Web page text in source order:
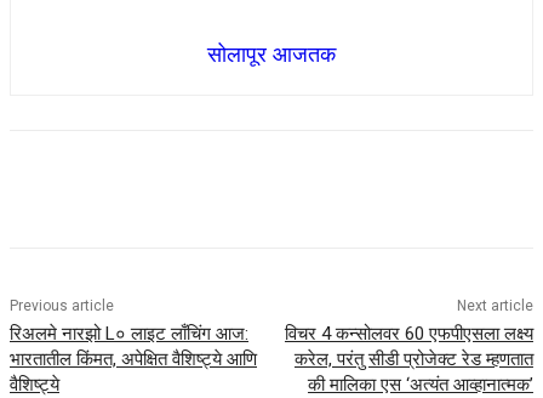
सोलापूर आजतक
Previous article
रिअलमे नारझो L० लाइट लाँचिंग आज:
भारतातील किंमत, अपेक्षित वैशिष्ट्ये आणि
वैशिष्ट्ये
Next article
विचर 4 कन्सोलवर 60 एफपीएसला लक्ष्य
करेल, परंतु सीडी प्रोजेक्ट रेड म्हणतात
की मालिका एस ‘अत्यंत आव्हानात्मक’